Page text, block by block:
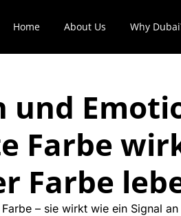
Home About Us Why
und
Farbe
Farbe
– sie wirkt wie ein Signal